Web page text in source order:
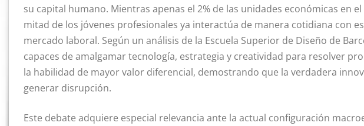
su capital humano. Mientras apenas el 2% de las unidades económicas en
mitad de los jóvenes profesionales ya interactúa de manera cotidiana con
mercado laboral. Según un análisis de la Escuela Superior de Diseño de
capaces de amalgamar tecnología, estrategia y creatividad para resolver
la habilidad de mayor valor diferencial, demostrando que la verdadera
generar disrupción.
Este debate adquiere especial relevancia ante la actual configuración